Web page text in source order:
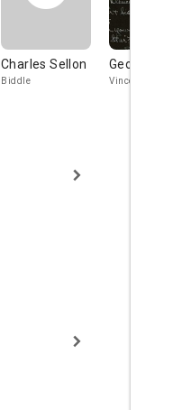
Charles Sellon
Biddle
George Davis
Vincentini